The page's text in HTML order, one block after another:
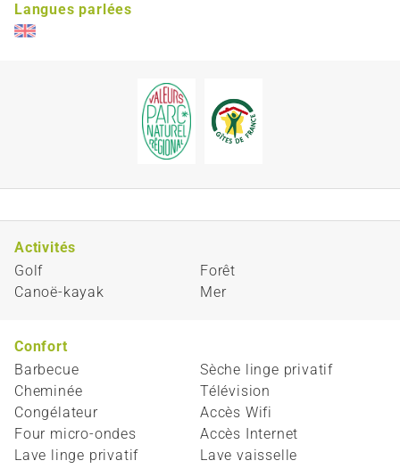
Langues parlées
Activités
Golf
Canoë-kayak
Forêt
Mer
Confort
Barbecue
Cheminée
Congélateur
Four micro-ondes
Lave linge privatif
Sèche linge privatif
Télévision
Accès Wifi
Accès Internet
Lave vaisselle